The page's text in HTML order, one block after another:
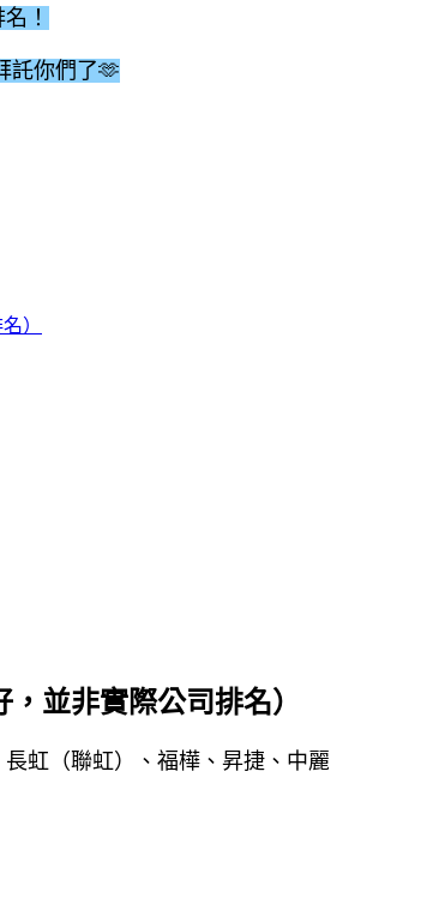
！
託你們了🫶
）
並非實際公司排名）
虹（聯虹）、福樺、昇捷、中麗